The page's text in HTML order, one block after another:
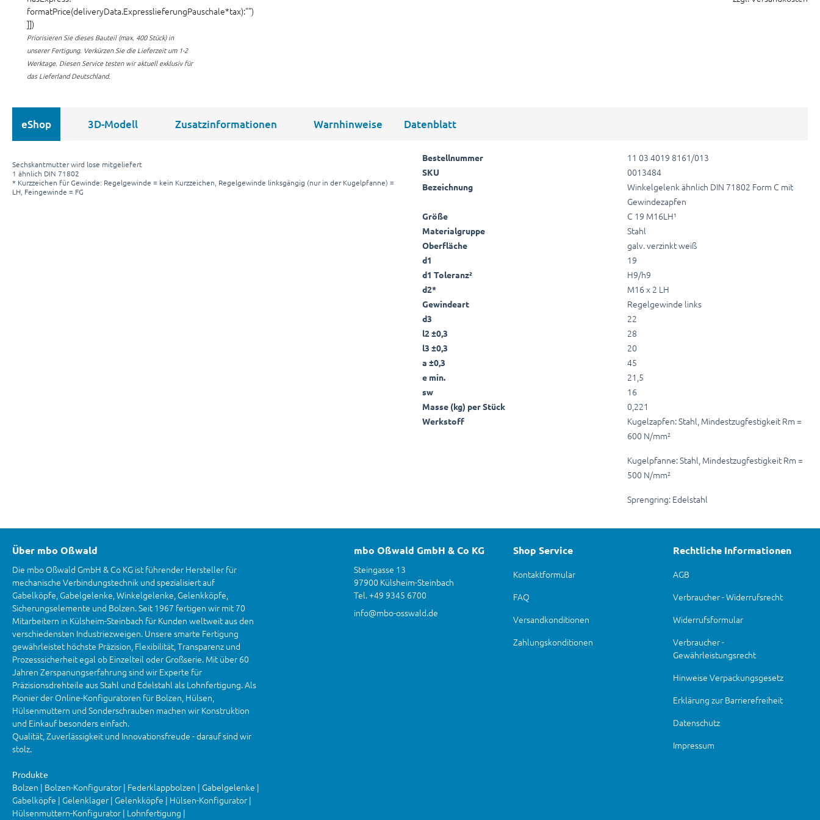
formatPrice(deliveryData.ExpresslieferungPauschale*tax):"")
]])
Priorisieren Sie dieses Bauteil (max. 400 Stück) in
unserer Fertigung. Verkürzen Sie die Lieferzeit um 1-2
Werktage. Diesen Service testen wir aktuell exklusiv für
das Lieferland Deutschland.
eShop 3D-Modell Zusatzinformationen Warnhinweise Datenblatt
Sechskantmutter wird lose mitgeliefert
1 ähnlich DIN 71802
* Kurzzeichen für Gewinde: Regelgewinde = kein Kurzzeichen, Regelgewinde linksgängig (nur in der Kugelpfanne) =
LH, Feingewinde = FG
Bestellnummer 11 03 4019 8161/013
SKU 0013484
Bezeichnung
Winkelgelenk ähnlich DIN 71802 Form C mit
Gewindezapfen
Größe C 19 M16LH¹
Materialgruppe Stahl
Oberfläche galv. verzinkt weiß
d1 19
d1 Toleranz² H9/h9
d2* M16 x 2 LH
Gewindeart Regelgewinde links
d3 22
l2 ±0,3 28
l3 ±0,3 20
a ±0,3 45
e min. 21,5
sw 16
Masse (kg) per Stück 0,221
Werkstoff
Kugelzapfen: Stahl, Mindestzugfestigkeit Rm =
600 N/mm²
Kugelpfanne: Stahl, Mindestzugfestigkeit Rm =
500 N/mm²
Sprengring: Edelstahl
Über mbo Oßwald
Die mbo Oßwald GmbH & Co KG ist führender Hersteller für
mechanische Verbindungstechnik und spezialisiert auf
Gabelköpfe, Gabelgelenke, Winkelgelenke, Gelenkköpfe,
Sicherungselemente und Bolzen. Seit 1967 fertigen wir mit 70
Mitarbeitern in Külsheim-Steinbach für Kunden weltweit aus den
verschiedensten Industriezweigen. Unsere smarte Fertigung
gewährleistet höchste Präzision, Flexibilität, Transparenz und
Prozesssicherheit egal ob Einzelteil oder Großserie. Mit über 60
Jahren Zerspanungserfahrung sind wir Experte für
Präzisionsdrehteile aus Stahl und Edelstahl als Lohnfertigung. Als
Pionier der Online-Konfiguratoren für Bolzen, Hülsen,
Hülsenmuttern und Sonderschrauben machen wir Konstruktion
und Einkauf besonders einfach.
Qualität, Zuverlässigkeit und Innovationsfreude - darauf sind wir
stolz.
Produkte
Bolzen | Bolzen-Konfigurator | Federklappbolzen | Gabelgelenke |
Gabelköpfe | Gelenklager | Gelenkköpfe | Hülsen-Konfigurator |
Hülsenmuttern-Konfigurator | Lohnfertigung |
mbo Oßwald GmbH & Co KG
Steingasse 13
97900 Külsheim-Steinbach
Tel. +49 9345 6700
info@mbo-osswald.de
Shop Service
Kontaktformular
FAQ
Versandkonditionen
Zahlungskonditionen
Rechtliche Informationen
AGB
Verbraucher - Widerrufsrecht
Widerrufsformular
Verbraucher -
Gewährleistungsrecht
Hinweise Verpackungsgesetz
Erklärung zur Barrierefreiheit
Datenschutz
Impressum